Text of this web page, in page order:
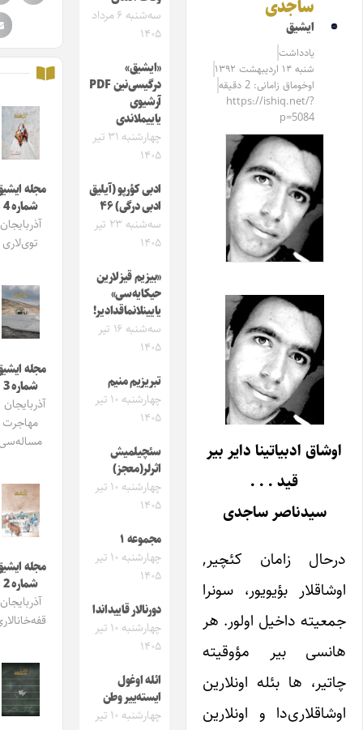
ساجدی
ایشیق
یادداشت
اوخوماق زامانی: 2 دقیقه
https://ishiq.net/?
p=5084
اوشاق ادبیاتینا دایر بیر
قید . . .
سید‌ناصر ساجدی
زامان کئچیر,
بؤیویور، سونرا
داخیل اولور. هر
بیر مؤوقیته
ها بئله اونلارین
و اونلارین
سه‌شنبه ۶ مرداد
«ایشیق»
درگیسی‌نین PDF
آرشیوی
یاییملاندی
چهارشنبه ۳۱ تیر
ادبی کؤرپو (آیلیق
ادبی درگی) ۴۶
سه‌شنبه ۲۳ تیر
«بیزیم قیزلارین
حیکایه‌سی»
یایینلانماقدادیر!
سه‌شنبه ۱۶ تیر
تبریزیم منیم
چهارشنبه ۱۰ تیر
سئچیلمیش
اثرلر(معجز)
چهارشنبه ۱۰ تیر
مجموعه ۱
چهارشنبه ۱۰ تیر
دورنالار قاییداندا
چهارشنبه ۱۰ تیر
ائله اوغول
ایسته‌ییر وطن
چهارشنبه ۱۰ تیر
مجله ایشیق
شماره 4
آذربایجان
توی‌لاری
مجله ایشیق
شماره 3
آذربایجان و
مهاجرت
مساله‌سی
مجله ایشیق
شماره 2
آذربایجان
قفه‌خانالاری